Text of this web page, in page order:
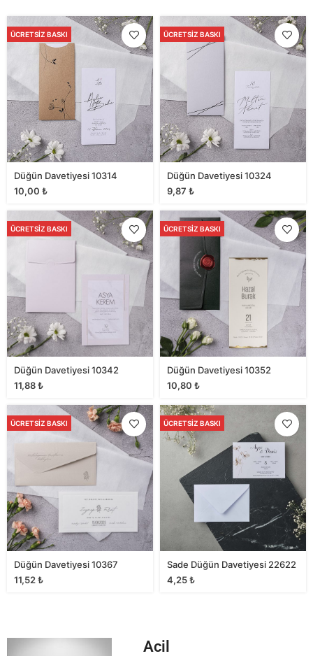
ÜCRETSIZ BASKI
Düğün Davetiyesi 10314
10,00 ₺
ÜCRETSIZ BASKI
Düğün Davetiyesi 10324
9,87 ₺
ÜCRETSIZ BASKI
Düğün Davetiyesi 10342
11,88₺
ÜCRETSIZ BASKI
Düğün Davetiyesi 10352
10,80 ₺
ÜCRETSIZ BASKI
Düğün Davetiyesi 10367
11,52₺
ÜCRETSIZ BASKI
Sade Düğün Davetiyesi 22622
4,25₺
Acil